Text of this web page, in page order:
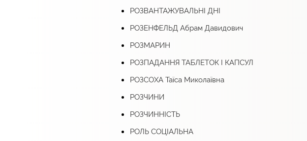
РОЗВАНТАЖУВАЛЬНІ ДНІ
РОЗЕНФЕЛЬД Абрам Давидович
РОЗМАРИН
РОЗПАДАННЯ ТАБЛЕТОК І КАПСУЛ
РОЗСОХА Таїса Миколаївна
РОЗЧИНИ
РОЗЧИННІСТЬ
РОЛЬ СОЦІАЛЬНА